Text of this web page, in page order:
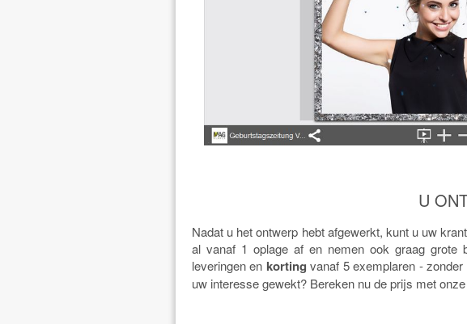
U
Nadat u het ontwerp hebt afgewerkt, kunt u uw
al vanaf 1 oplage af en nemen ook graag grote
leveringen en korting vanaf 5 exemplaren -
uw interesse gewekt? Bereken nu de prijs met